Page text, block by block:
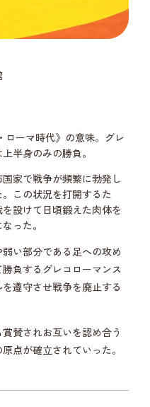
ローマ時代》の意味。グレ
半身のみの勝負。
家で戦争が頻繁に勃発し
この状況を打開するた
設けて日頃鍛えた肉体を
った。
い部分である足への攻め
負するグレコローマンス
遵守させ戦争を廃止する
賛されお互いを認め合う
点が確立されていった。